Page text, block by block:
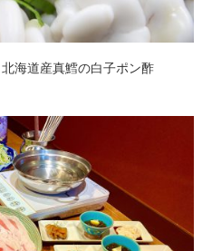
海道産真鱈の白子ポン酢